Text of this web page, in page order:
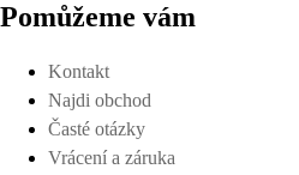
Pomůžeme vám
Kontakt
Najdi obchod
Časté otázky
Vrácení a záruka